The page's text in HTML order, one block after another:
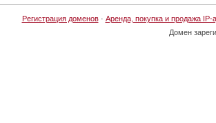
Регистрация доменов· Аренда, покупка и продажа IP-
Домен